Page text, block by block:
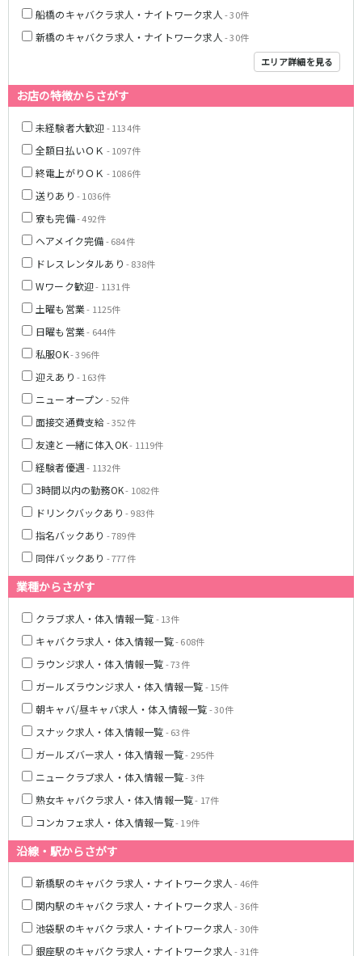
船橋のキャバクラ求人・ナイトワーク求人 - 30件
新橋のキャバクラ求人・ナイトワーク求人 - 30件
エリア詳細を見る
お店の特徴からさがす
未経験者大歓迎- 1134件
全額日払いＯＫ - 1097件
終電上がりＯＫ - 1086件
送りあり - 1036件
寮も完備- 492件
ヘアメイク完備- 684件
ドレスレンタルあり - 838件
Wワーク歓迎- 1131件
土曜も営業- 1125件
日曜も営業- 644件
私服OK- 396件
迎えあり - 163件
ニューオープン - 52件
面接交通費支給- 352件
友達と一緒に体入OK- 1119件
経験者優遇- 1132件
3時間以内の勤務OK- 1082件
ドリンクバックあり - 983件
指名バックあり - 789件
同伴バックあり - 777件
業種からさがす
クラブ求人・体入情報一覧- 13件
キャバクラ求人・体入情報一覧- 608件
ラウンジ求人・体入情報一覧- 73件
ガールズラウンジ求人・体入情報一覧- 15件
朝キャバ/昼キャバ求人・体入情報一覧- 30件
スナック求人・体入情報一覧- 63件
ガールズバー求人・体入情報一覧- 295件
ニュークラブ求人・体入情報一覧- 3件
熟女キャバクラ求人・体入情報一覧- 17件
コンカフェ求人・体入情報一覧- 19件
沿線・駅からさがす
新橋駅のキャバクラ求人・ナイトワーク求人 - 46件
関内駅のキャバクラ求人・ナイトワーク求人 - 36件
池袋駅のキャバクラ求人・ナイトワーク求人 - 30件
銀座駅のキャバクラ求人・ナイトワーク求人 - 31件
登戸駅
稲田堤駅
品川駅
鎌倉駅
JR埼京線
池袋駅
新宿駅
恵比寿駅
川越駅
北赤羽駅
国分寺駅
小田急小田原線
新宿駅
本厚木駅
相模大野駅
経堂駅
小田原駅
海老名駅
JR東海道本線
横浜駅
藤沢駅
平塚駅
大船駅
品川駅
大磯駅
戸塚駅
茅ヶ崎駅
辻堂駅
小田原駅
東急東横線
横浜駅
渋谷駅
武蔵小杉駅
中目黒駅
自由が丘駅
代官山駅
新丸子駅
学芸大学駅
綱島駅
祐天寺駅
元住吉駅
日吉駅
菊名駅